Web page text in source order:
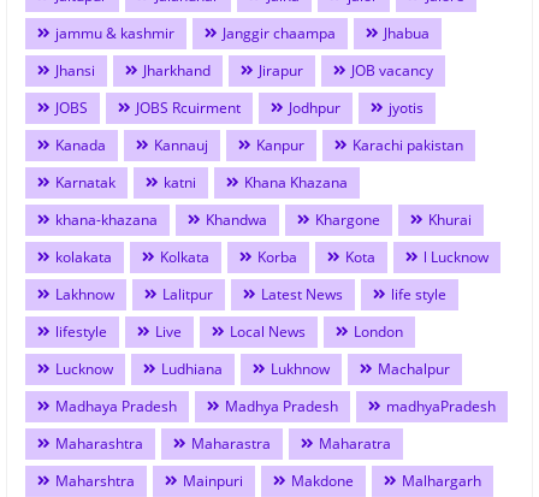
jammu & kashmir
Janggir chaampa
Jhabua
Jhansi
Jharkhand Jirapur
JOB vacancy
JOBS
JOBS Rcuirment Jodhpur
jyotis
Kanada
Kannauj Kanpur
Karachi pakistan
Karnatak
katni
Khana Khazana
khana-khazana
Khandwa Khargone
Khurai
kolakata
Kolkata Korba Kota
l Lucknow
Lakhnow
Lalitpur Latest News
life style
lifestyle
Live Local News
London
Lucknow
Ludhiana Lukhnow
Machalpur
Madhaya Pradesh
Madhya Pradesh
madhyaPradesh
Maharashtra
Maharastra
Maharatra
Maharshtra
Mainpuri Makdone
Malhargarh